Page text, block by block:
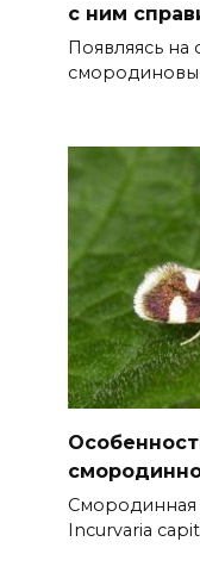
с ним
Появляясь на
Смородинная
Incurvaria